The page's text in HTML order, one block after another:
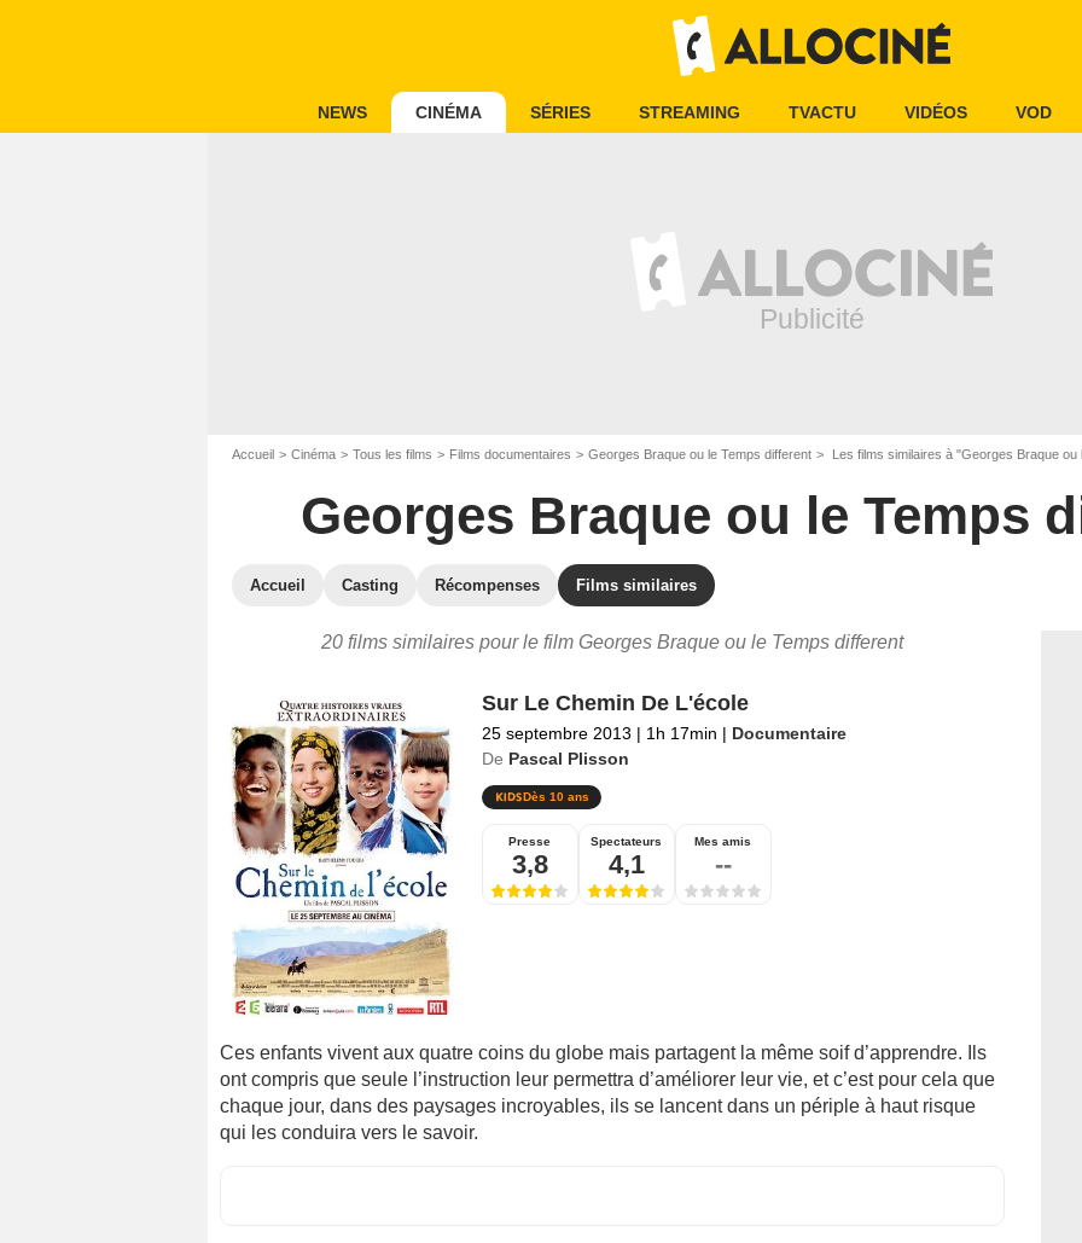
NEWS CINÉMA SÉRIES STREAMING TVACTU VIDÉOS VOD
Accueil Cinéma Tous les films Films documentaires Georges Braque ou le Temps different Les films similaires à "Georges Braque ou
Georges Braque ou le Temps
Accueil Casting Récompenses Films similaires
20 films similaires pour le film Georges Braque ou le Temps different
Sur Le Chemin De L'école
25 septembre 2013 | 1h 17min | Documentaire
De Pascal Plisson
Dès 10 ans
Presse
3,8
Spectateurs
4,1
Mes amis
--
Ces enfants vivent aux quatre coins du globe mais partagent la même soif d’apprendre. Ils
ont compris que seule l’instruction leur permettra d’améliorer leur vie, et c’est pour cela que
chaque jour, dans des paysages incroyables, ils se lancent dans un périple à haut risque
qui les conduira vers le savoir.